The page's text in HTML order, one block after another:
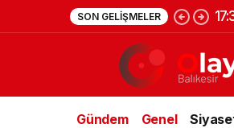
SON GELIŞMELER
Gündem Genel